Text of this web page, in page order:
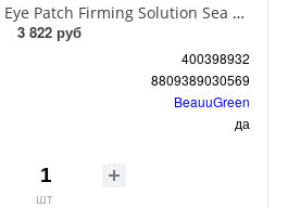
BeauuGreen Hydrogel Eye Patch Firming Solution Sea Cocumber & Black Гидрогелевые патчи для кожи вокруг глаз с экстрактом черного морского огурца 60 шт 90 гр
3 822 руб
400398932
8809389030569
BeauuGreen
да
шт